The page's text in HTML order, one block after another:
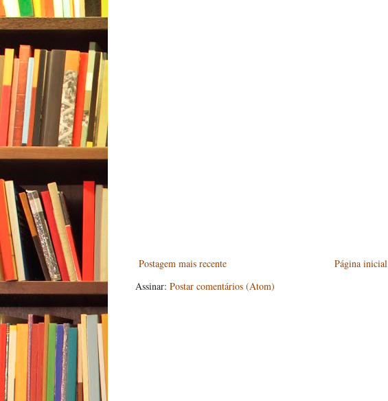
Postagem mais recente
Página inicial
Assinar: Postar comentários (Atom)